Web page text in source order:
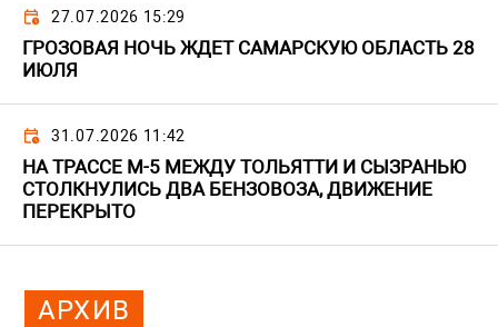
27.07.2026 15:29
ГРОЗОВАЯ НОЧЬ ЖДЕТ САМАРСКУЮ ОБЛАСТЬ 28
ИЮЛЯ
31.07.2026 11:42
НА ТРАССЕ М-5 МЕЖДУ ТОЛЬЯТТИ И СЫЗРАНЬЮ
СТОЛКНУЛИСЬ ДВА БЕНЗОВОЗА, ДВИЖЕНИЕ
ПЕРЕКРЫТО
АРХИВ